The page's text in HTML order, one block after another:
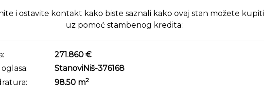
i ostavite kontakt kako biste saznali kako ovaj stan možete kupiti
uz pomoć stambenog kredita:
oglasa:
271.860 €
StanoviNiš-376168
98.50m2